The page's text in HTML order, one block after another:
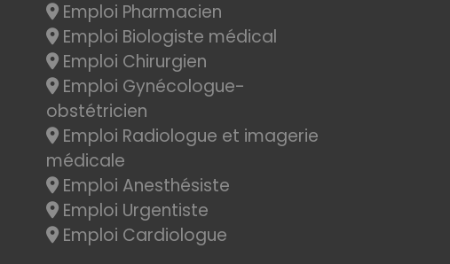
Emploi Pharmacien
Emploi Biologiste médical
Emploi Chirurgien
Emploi Gynécologue-
obstétricien
Emploi Radiologue et imagerie
médicale
Emploi Anesthésiste
Emploi Urgentiste
Emploi Cardiologue